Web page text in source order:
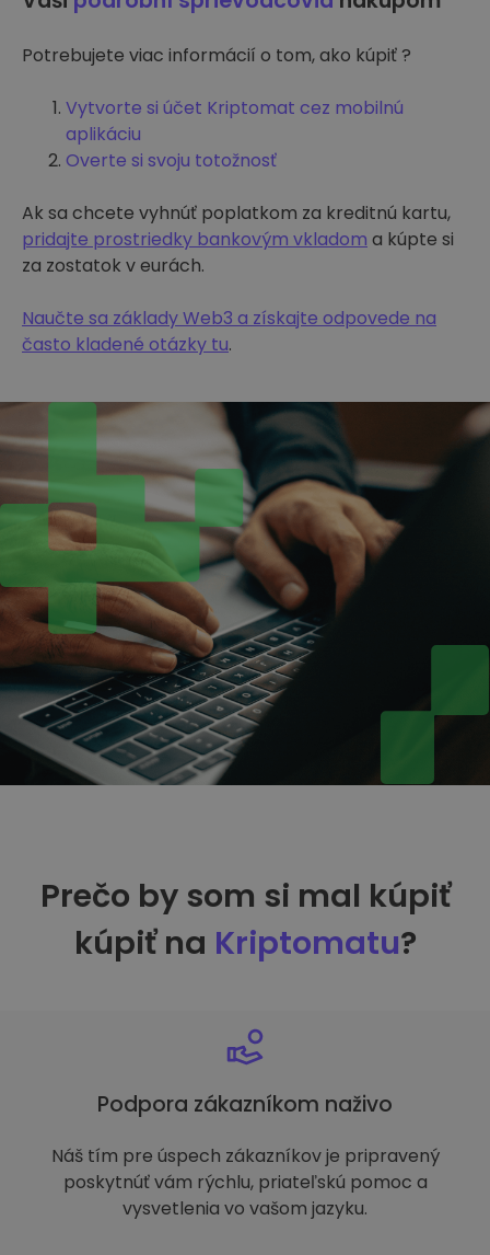
Potrebujete viac informácií o tom, ako kúpiť ?
Vytvorte si účet Kriptomat cez mobilnú
aplikáciu
Overte si svoju totožnosť
Ak sa chcete vyhnúť poplatkom za kreditnú kartu,
pridajte prostriedky bankovým vkladom a kúpte si
za zostatok v eurách.
Naučte sa základy Web3 a získajte odpovede na
často kladené otázky tu.
Prečo by som si mal kúpiť
kúpiť na Kriptomatu?
Podpora zákazníkom naživo
Náš tím pre úspech zákazníkov je pripravený
poskytnúť vám rýchlu, priateľskú pomoc a
vysvetlenia vo vašom jazyku.